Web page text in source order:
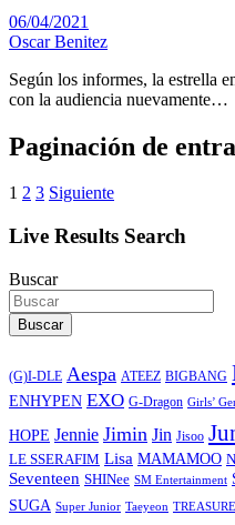
06/04/2021
Oscar Benitez
Según los informes, la estrella
con la audiencia nuevamente…
Paginación de
1 2 3 Siguiente
Live Results Search
Buscar
Buscar
(G)I-DLE Aespa ATEEZ BIGBANG
ENHYPEN EXO G-Dragon Girls’
HOPE Jennie Jimin Jin Jisoo
LE SSERAFIM Lisa MAMAMOO
Seventeen SHINee SM Entertainment
SUGA Super Junior Taeyeon TREASURE